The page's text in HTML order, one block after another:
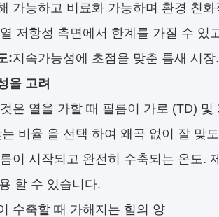
가능하고 비료화 가능하며 환경 친
저항성 측면에서 한계를 가질 수 있
:지속가능성에 초점을 맞춘 틈새 시장.
을 고려
은 열을 가할 때 필름이 가로 (TD)
비율 을 선택 하여 왜곡 없이 잘 맞
이 시작되고 완전히 수축되는 온도.
할 수 있습니다.
수축할 때 가해지는 힘의 양